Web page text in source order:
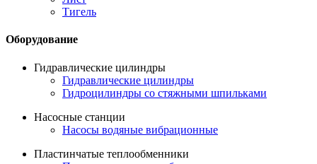
Тигель
Оборудование
Гидравлические цилиндры
Гидравлические цилиндры
Гидроцилиндры со стяжными шпильками
Насосные станции
Насосы водяные вибрационные
Пластинчатые теплообменники